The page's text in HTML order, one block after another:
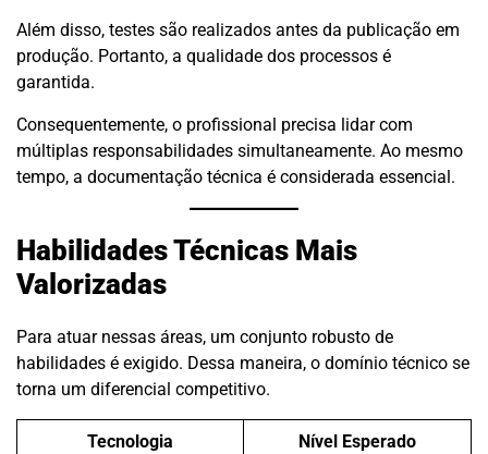
Além disso, testes são realizados antes da publicação em
produção. Portanto, a qualidade dos processos é
garantida.
Consequentemente, o profissional precisa lidar com
múltiplas responsabilidades simultaneamente. Ao mesmo
tempo, a documentação técnica é considerada essencial.
Habilidades Técnicas Mais
Valorizadas
Para atuar nessas áreas, um conjunto robusto de
habilidades é exigido. Dessa maneira, o domínio técnico se
torna um diferencial competitivo.
Tecnologia Nível Esperado